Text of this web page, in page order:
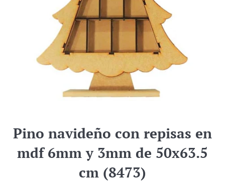
Pino navideño con repisas en
mdf 6mm y 3mm de 50x63.5
cm (8473)